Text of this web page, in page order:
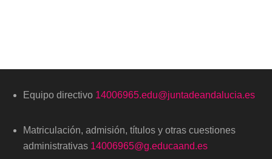
Equipo directivo 14006965.edu@juntadeandalucia.es
Matriculación, admisión, títulos y otras cuestiones
administrativas 14006965@g.educaand.es